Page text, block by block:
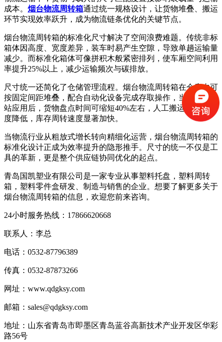
成本。 烟台物流周转箱通过统一规格设计，让货物堆叠、搬运
环节实现效率跃升，成为物流链条优化的关键节点。
烟台物流周转箱的标准化尺寸解决了空间浪费难题。传统非标
箱体因高度、宽度差异，装车时易产生空隙，导致单趟运输量
减少。而标准化箱体可像拼积木般紧密排列，使车厢空间利用
率提升25%以上，减少运输频次与碳排放。
尺寸统一还简化了仓储管理流程。烟台物流周转箱在仓库中可
按固定间距堆叠，配合自动化设备完成存取操作，当物流中转
站应用后，货物盘点时间可缩短40%左右，人工搬运成本大幅
度降低，库存周转速度显著加快。
当物流行业从粗放式增长转向精细化运营，烟台物流周转箱的
标准化设计正成为效率提升的隐形推手。尺寸的统一不仅是工
具的革新，更是整个供应链协同优化的起点。
青岛国凯塑业有限公司是一家专业从事塑料托盘，塑料周转
箱，塑料零件盒研发、制造与销售的企业。想要了解更多关于
烟台物流周转箱的信息，欢迎您前来咨询。
24小时服务热线：17866620668
联系人：李总
电话：0532-87796389
传真：0532-87873266
网址：www.qdgksy.com
邮箱：sales@qdgksy.com
地址：山东省青岛市即墨区青岛蓝谷高新技术产业开发区华彩
路56号